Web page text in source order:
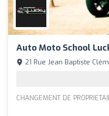
Auto Moto School
21 Rue Jean Baptiste
CHANGEMENT DE